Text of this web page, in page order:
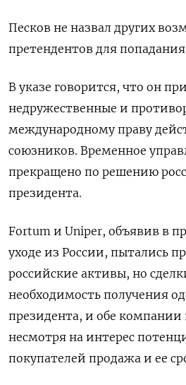
Песков не назвал других
претендентов для
В указе говорится, что он
недружественные и
международному праву
союзников. Временное
прекращено по решению
президента.
Fortum и Uniper, объявив в
уходе из России, пытались
российские активы, но
необходимость получения
президента, и обе компании
несмотря на интерес
покупателей продажа и ее